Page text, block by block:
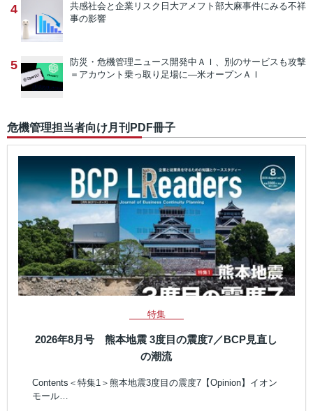
4 共感社会と企業リスク 日大アメフト部大麻事件にみる不祥
事の影響
5 防災・危機管理ニュース開発中ＡＩ、別のサービスも攻撃
＝アカウント乗っ取り足場に―米オープンＡＩ
危機管理担当者向け月刊PDF冊子
特集
2026年8月号 熊本地震 3度目の震度7／BCP見直し
の潮流
Contents＜特集1＞熊本地震3度目の震度7【Opinion】イオン
モール…